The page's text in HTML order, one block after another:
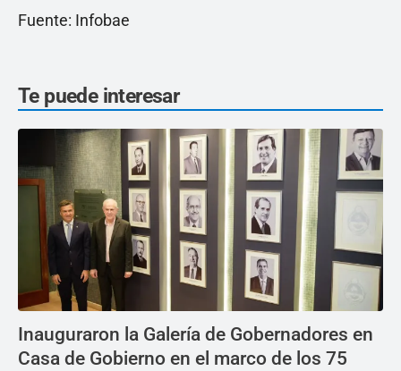
Fuente: Infobae
Te puede interesar
Inauguraron la Galería de Gobernadores en
Casa de Gobierno en el marco de los 75